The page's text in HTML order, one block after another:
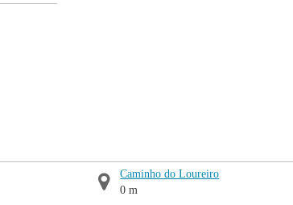
Caminho do Loureiro
0 m